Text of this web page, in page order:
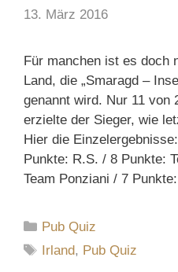
13. März 2016
Für manchen ist es doch
Land, die „Smaragd –
genannt wird. Nur 11 von
erzielte der Sieger, wie
Hier die
Punkte: R.S. / 8 Punkte:
Team Ponziani / 7
Kategorien
Pub Quiz
Schlagwörter
Irland, Pub Quiz